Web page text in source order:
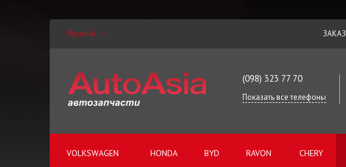
Русский ЗАКАЗ
(098) 323 77 70
Показать все телефоны
VOLKSWAGEN HONDA BYD RAVON CHERY